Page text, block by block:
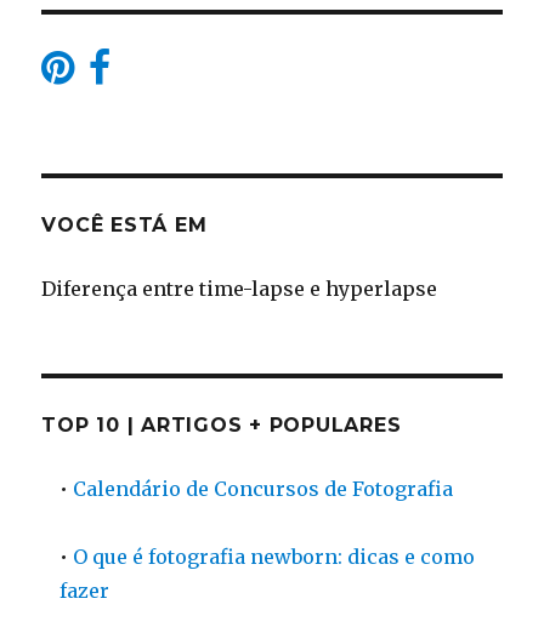
VOCÊ ESTÁ EM
Diferença entre time-lapse e hyperlapse
TOP 10 | ARTIGOS + POPULARES
• Calendário de Concursos de Fotografia
• O que é fotografia newborn: dicas e como
fazer